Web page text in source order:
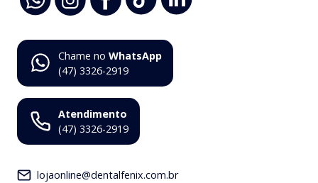
Chame no WhatsApp
(47) 3326-2919
Atendimento
(47) 3326-2919
lojaonline@dentalfenix.com.br